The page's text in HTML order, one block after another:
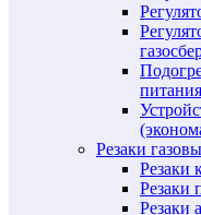
питания
Резаки
Резаки
Резаки
Резаки